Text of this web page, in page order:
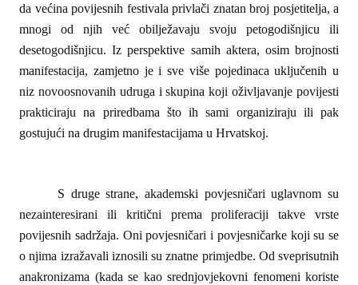
da većina povijesnih festivala privlači znatan broj posjetitelja, a
mnogi od njih već obilježavaju svoju petogodišnjicu ili
desetogodišnjicu. Iz perspektive samih aktera, osim brojnosti
manifestacija, zamjetno je i sve više pojedinaca uključenih u
niz novoosnovanih udruga i skupina koji oživljavanje povijesti
prakticiraju na priredbama što ih sami organiziraju ili pak
gostujući na drugim manifestacijama u Hrvatskoj.
S druge strane, akademski povjesničari uglavnom su
nezainteresirani ili kritični prema proliferaciji takve vrste
povijesnih sadržaja. Oni povjesničari i povjesničarke koji su se
o njima izražavali iznosili su znatne primjedbe. Od sveprisutnih
anakronizama (kada se kao srednjovjekovni fenomeni koriste